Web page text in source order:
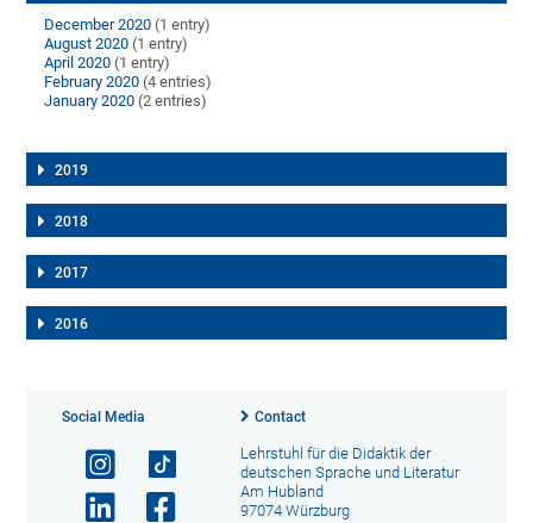
December 2020 (1 entry)
August 2020 (1 entry)
April 2020 (1 entry)
February 2020 (4 entries)
January 2020 (2 entries)
2019
2018
2017
2016
Social Media Contact
Lehrstuhl für die Didaktik der
deutschen Sprache und Literatur
Am Hubland
97074 Würzburg